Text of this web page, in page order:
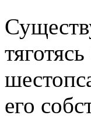
его